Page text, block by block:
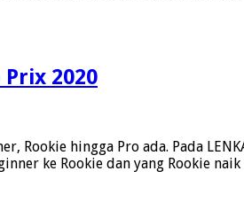
2020
Rookie hingga Pro ada. Pada
ke Rookie dan yang Rookie